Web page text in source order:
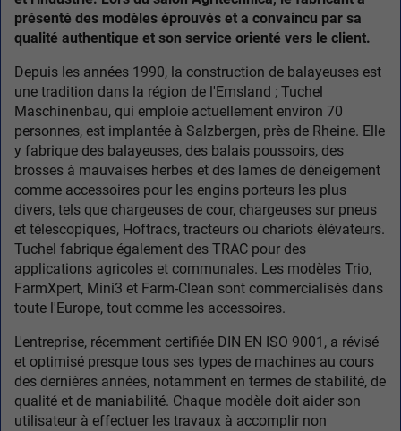
présenté des modèles éprouvés et a convaincu par sa
qualité authentique et son service orienté vers le client.
Depuis les années 1990, la construction de balayeuses est
une tradition dans la région de l'Emsland ; Tuchel
Maschinenbau, qui emploie actuellement environ 70
personnes, est implantée à Salzbergen, près de Rheine. Elle
y fabrique des balayeuses, des balais poussoirs, des
brosses à mauvaises herbes et des lames de déneigement
comme accessoires pour les engins porteurs les plus
divers, tels que chargeuses de cour, chargeuses sur pneus
et télescopiques, Hoftracs, tracteurs ou chariots élévateurs.
Tuchel fabrique également des TRAC pour des
applications agricoles et communales. Les modèles Trio,
FarmXpert, Mini3 et Farm-Clean sont commercialisés dans
toute l'Europe, tout comme les accessoires.
L'entreprise, récemment certifiée DIN EN ISO 9001, a révisé
et optimisé presque tous ses types de machines au cours
des dernières années, notamment en termes de stabilité, de
qualité et de maniabilité. Chaque modèle doit aider son
utilisateur à effectuer les travaux à accomplir non